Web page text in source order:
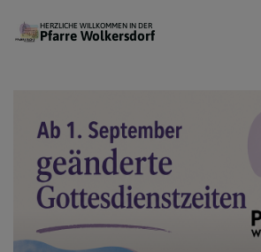
HERZLICHE WILLKOMMEN IN DER
Pfarre Wolkersdorf